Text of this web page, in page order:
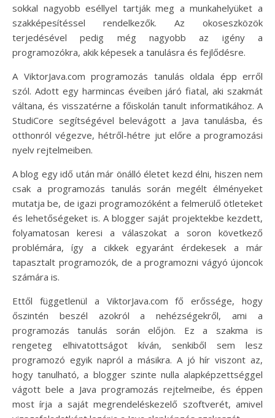
sokkal nagyobb eséllyel tartják meg a munkahelyüket a
szakképesítéssel rendelkezők. Az okoseszközök
terjedésével pedig még nagyobb az igény a
programozókra, akik képesek a tanulásra és fejlődésre.
A ViktorJava.com programozás tanulás oldala épp erről
szól. Adott egy harmincas éveiben járó fiatal, aki szakmát
váltana, és visszatérne a főiskolán tanult informatikához. A
StudiCore segítségével belevágott a Java tanulásba, és
otthonról végezve, hétről-hétre jut előre a programozási
nyelv rejtelmeiben.
A blog egy idő után már önálló életet kezd élni, hiszen nem
csak a programozás tanulás során megélt élményeket
mutatja be, de igazi programozóként a felmerülő ötleteket
és lehetőségeket is. A blogger saját projektekbe kezdett,
folyamatosan keresi a válaszokat a soron következő
problémára, így a cikkek egyaránt érdekesek a már
tapasztalt programozók, de a programozni vágyó újoncok
számára is.
Ettől függetlenül a ViktorJava.com fő erőssége, hogy
őszintén beszél azokról a nehézségekről, ami a
programozás tanulás során előjön. Ez a szakma is
rengeteg elhivatottságot kíván, senkiből sem lesz
programozó egyik napról a másikra. A jó hír viszont az,
hogy tanulható, a blogger szinte nulla alapképzettséggel
vágott bele a Java programozás rejtelmeibe, és éppen
most írja a saját megrendeléskezelő szoftverét, amivel